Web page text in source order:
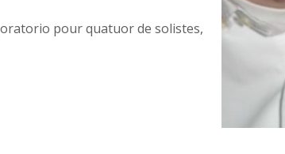
pour quatuor de solistes,